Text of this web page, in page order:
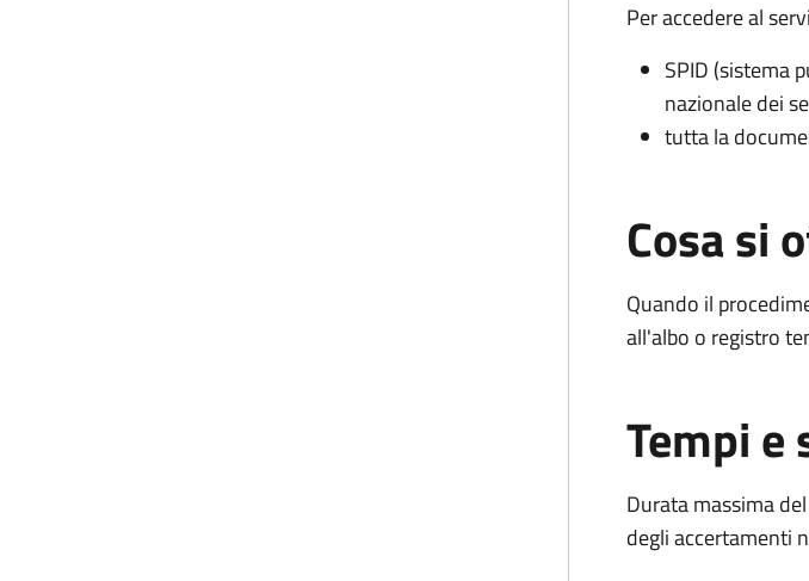
Per accedere al
SPID (sistema
nazionale dei
tutta la
Cosa si
Quando il
all'albo o registro
Tempi e
Durata massima
degli accertamenti